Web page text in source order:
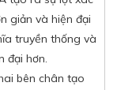
giản và hiện đại
truyền thống và
đại hơn.
bên chân tạo